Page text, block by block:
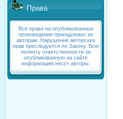
Права
Все права на опубликованные
произведения принадлежат их
авторам. Нарушение авторских
прав преследуется по Закону. Всю
полноту ответственности за
опубликованную на сайте
информацию несут авторы.